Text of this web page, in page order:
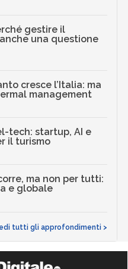
gestire il
una questione
cresce l’Italia: ma
management
tech: startup, AI e
il turismo
ma non per tutti:
e globale
tutti gli approfondimenti >